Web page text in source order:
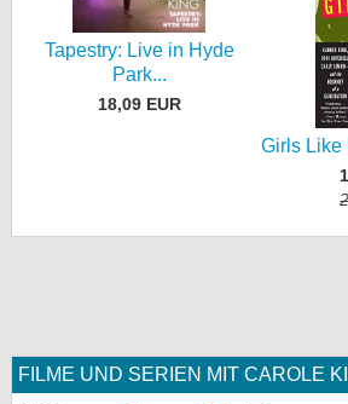
Tapestry: Live in Hyde
Park...
18,09 EUR
Girls Like
FILME UND SERIEN MIT CAROLE